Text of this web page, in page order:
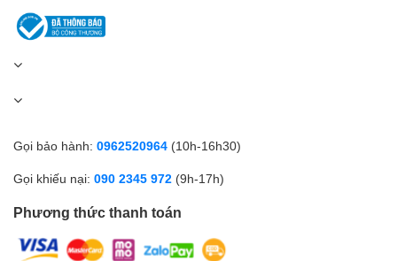
Gọi bảo hành: 0962520964 (10h-16h30)
Gọi khiếu nại: 090 2345 972 (9h-17h)
Phương thức thanh toán